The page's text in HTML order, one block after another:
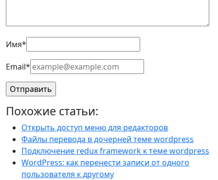
Имя*
Email*
Похожие статьи:
Открыть доступ меню для редакторов
Файлы перевода в дочерней теме wordpress
Подключение redux framework к теме wordpress
WordPress: как перенести записи от одного
пользователя к другому